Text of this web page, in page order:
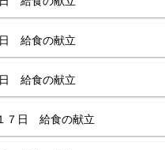
給食の献立
給食の献立
７日 給食の献立